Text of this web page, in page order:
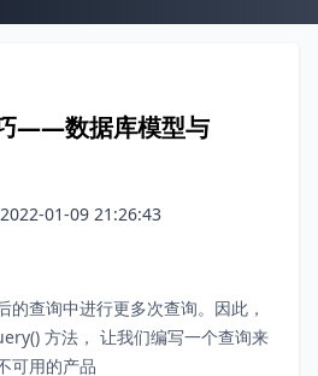
——数据库模型与
2022-01-09 21:26:43
的查询中进行更多次查询。因此，
方法， 让我们编写一个查询来
可用的产品